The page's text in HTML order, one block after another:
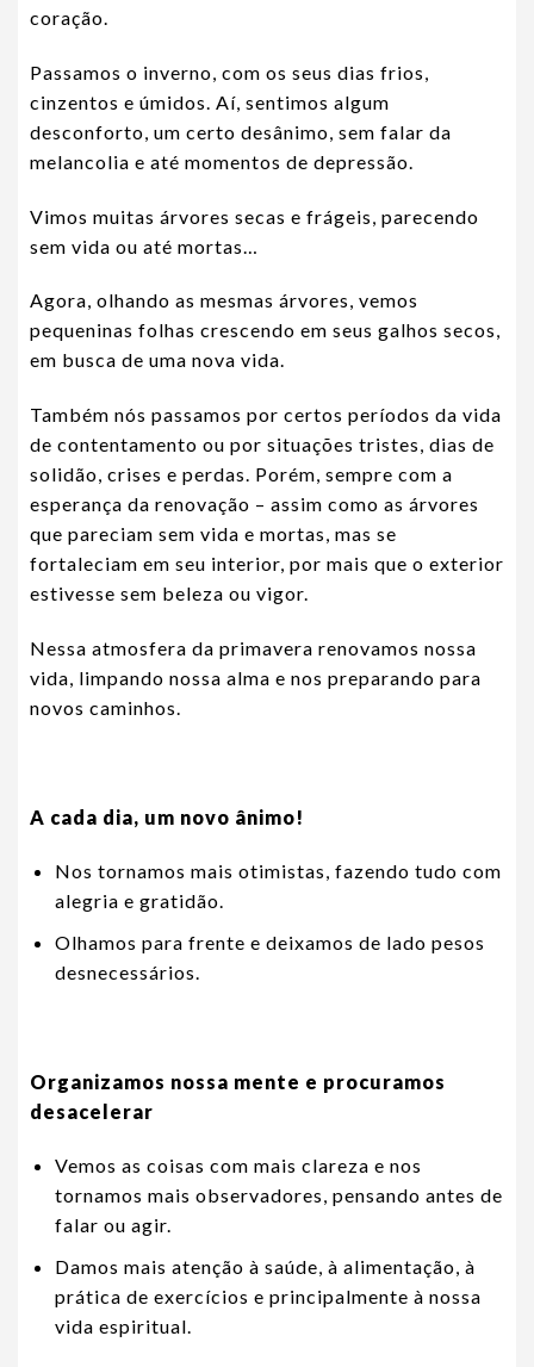
coração.
Passamos o inverno, com os seus dias frios,
cinzentos e úmidos. Aí, sentimos algum
desconforto, um certo desânimo, sem falar da
melancolia e até momentos de depressão.
Vimos muitas árvores secas e frágeis, parecendo
sem vida ou até mortas…
Agora, olhando as mesmas árvores, vemos
pequeninas folhas crescendo em seus galhos secos,
em busca de uma nova vida.
Também nós passamos por certos períodos da vida
de contentamento ou por situações tristes, dias de
solidão, crises e perdas. Porém, sempre com a
esperança da renovação – assim como as árvores
que pareciam sem vida e mortas, mas se
fortaleciam em seu interior, por mais que o exterior
estivesse sem beleza ou vigor.
Nessa atmosfera da primavera renovamos nossa
vida, limpando nossa alma e nos preparando para
novos caminhos.
A cada dia, um novo ânimo!
Nos tornamos mais otimistas, fazendo tudo com
alegria e gratidão.
Olhamos para frente e deixamos de lado pesos
desnecessários.
Organizamos nossa mente e procuramos
desacelerar
Vemos as coisas com mais clareza e nos
tornamos mais observadores, pensando antes de
falar ou agir.
Damos mais atenção à saúde, à alimentação, à
prática de exercícios e principalmente à nossa
vida espiritual.